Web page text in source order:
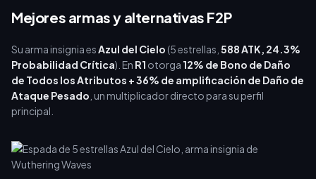
Mejores armas y alternativas F2P
Su arma insignia esAzul del Cielo (5 estrellas, 588 ATK, 24.3%
Probabilidad Crítica). En R1 otorga 12% de Bono de Daño
de Todos los Atributos + 36% de amplificación de Daño de
Ataque Pesado , un multiplicador directo para su perfil
principal.